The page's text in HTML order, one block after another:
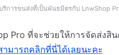
ริการขนส่งที่เป็นพันธมิตรกับ LnwShop
Pro ที่จะช่วยให้การจัดส่งสิน
ามารถคลิกที่นี่ได้เลยนะคะ